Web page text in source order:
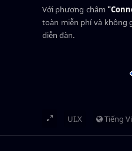
Với phương châm
toàn miễn phí và không
diễn đàn.
UI.X Tiếng